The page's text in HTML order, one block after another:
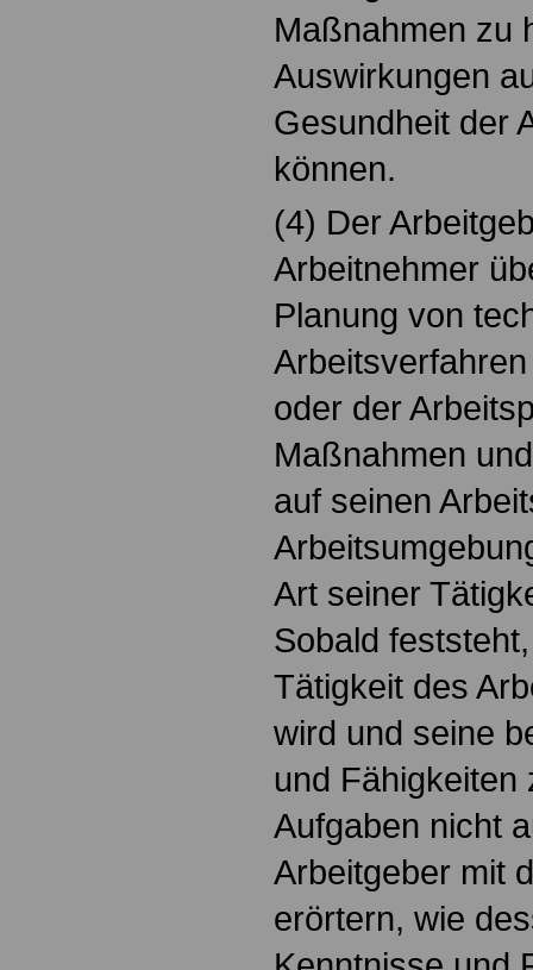
Maßnahmen zu
Auswirkungen
Gesundheit der
können.
(4) Der
Arbeitnehmer
Planung von
oder der
Maßnahmen
auf seinen
Art seiner
Sobald
Tätigkeit des
wird und seine
und Fähigkeiten
Aufgaben nicht
Arbeitgeber mit
erörtern, wie